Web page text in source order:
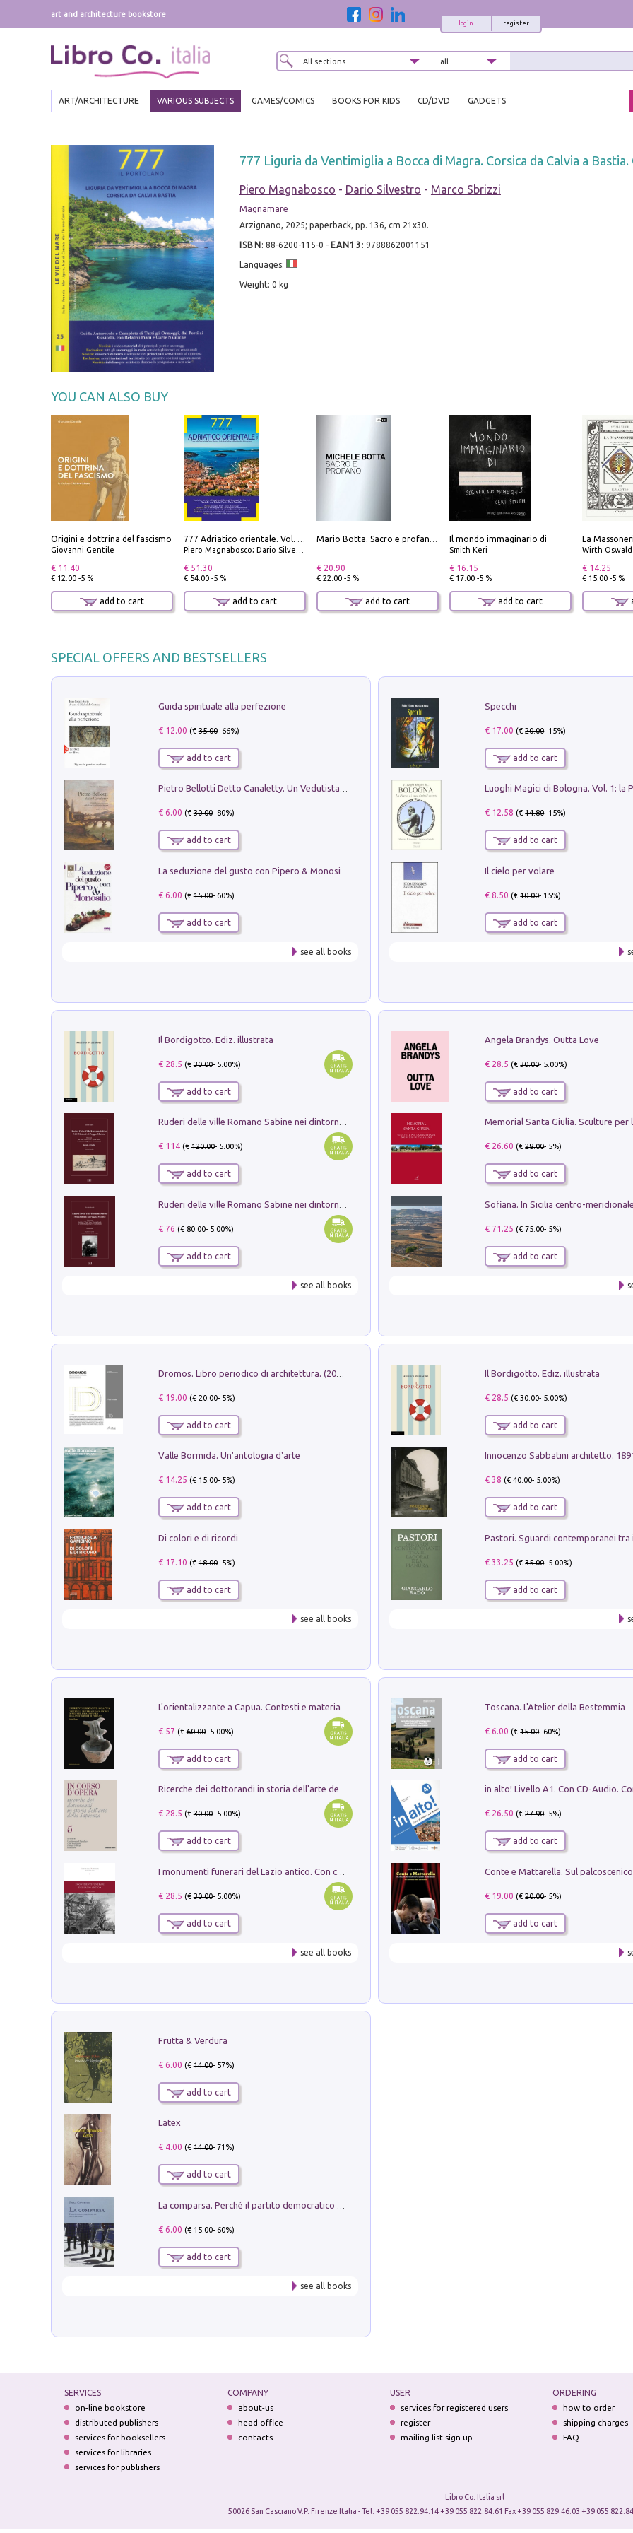
art and architecture bookstore
register
login
ART/ARCHITECTURE VARIOUS SUBJECTS GAMES/COMICS BOOKS FOR KIDS CD/DVD GADGETS
777 Liguria da Ventimiglia a Bocca di Magra. Corsica da Calvia a Bastia.
Piero Magnabosco - Dario Silvestro - Marco Sbrizzi
Magnamare
Arzignano, 2025; paperback, pp. 136, cm 21x30.
ISBN : 88-6200-115-0 - EAN13 : 9788862001151
Languages:
Weight: 0 kg
YOU CAN ALSO BUY
Origini e dottrina del fascismo
Giovanni Gentile
€ 11.40
€ 12.00 -5 %
add to cart
777 Adriatico orientale. Vol. 2: Costa della Dalmazia da Zara a Molunat, Isole della Dalmazia Meridionale e Montenegro
Piero Magnabosco; Dario Silvestro; Marco Sbrizzi
€ 51.30
€ 54.00 -5 %
add to cart
Mario Botta. Sacro e profano-Sacred and profane
€ 20.90
€ 22.00 -5 %
add to cart
Il mondo immaginario di
Smith Keri
€ 16.15
€ 17.00 -5 %
add to cart
Wirth Oswald
€ 14.25
€ 15.00 -5 %
SPECIAL OFFERS AND BESTSELLERS
Guida spirituale alla perfezione
€ 12.00 (€35.00- 66%)
add to cart
Pietro Bellotti Detto Canaletty. Un Vedutista Veneziano nella Francia dell'Ancien Régime
€ 6.00 (€30.00- 80%)
add to cart
€ 6.00 (€15.00- 60%)
add to cart
see all books
Specchi
€ 17.00 (€20.00- 15%)
add to cart
€ 12.58 (€14.80- 15%)
add to cart
Il cielo per volare
€ 8.50 (€10.00- 15%)
add to cart
Il Bordigotto. Ediz. illustrata
€ 28.5 (€30.00- 5.00%)
add to cart
Ruderi delle ville Romano Sabine nei dintorni di Poggio Mirteto. Illustrati dal dott.re prof.re cav.re Ercole Nardi regio ispettore degli scavi e monumenti. Anno 1885. Tavole e studio. Con 25 tavole fuori testo in cartella editoriale
€ 114(€120.00- 5.00%)
add to cart
€ 76 (€80.00- 5.00%)
add to cart
see all books
Angela Brandys. Outta Love
€ 28.5 (€30.00- 5.00%)
add to cart
€ 26.60 (€28.00- 5%)
add to cart
€ 71.25 (€75.00- 5%)
add to cart
Dromos. Libro periodico di architettura. (2026). Vol. 15: Post-model
€ 19.00 (€20.00- 5%)
add to cart
Valle Bormida. Un'antologia d'arte
€ 14.25 (€15.00- 5%)
add to cart
Di colori e di ricordi
€ 17.10 (€18.00- 5%)
add to cart
see all books
Il Bordigotto. Ediz. illustrata
€ 28.5 (€30.00- 5.00%)
add to cart
Innocenzo Sabbatini architetto.
€ 38 (€40.00- 5.00%)
add to cart
€ 33.25 (€35.00- 5.00%)
add to cart
€ 57 (€60.00- 5.00%)
add to cart
Ricerche dei dottorandi in storia dell'arte della Sapienza
€ 28.5 (€30.00- 5.00%)
add to cart
I monumenti funerari del Lazio antico. Con cartella con tavole
€ 28.5 (€30.00- 5.00%)
add to cart
see all books
Toscana. L'Atelier della Bestemmia
€ 6.00 (€15.00- 60%)
add to cart
€ 26.50 (€27.90- 5%)
add to cart
€ 19.00 (€20.00- 5%)
add to cart
Frutta & Verdura
€ 6.00 (€14.00- 57%)
add to cart
Latex
€ 4.00 (€14.00- 71%)
add to cart
€ 6.00 (€15.00- 60%)
add to cart
see all books
SERVICES
on-line bookstore
distributed publishers
services for booksellers
services for libraries
services for publishers
COMPANY
about-us
head office
contacts
USER
services for registered users
register
mailing list sign up
ORDERING
how to order
shipping charges
FAQ
Libro Co. Italia srl
50026 San Casciano V.P. Firenze Italia - Tel. +39 055 822.94.14 +39 055 822.84.61 Fax +39 055 829.46.03 +39 055